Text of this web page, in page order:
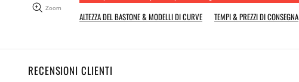
Zoom
ALTEZZA DEL BASTONE & MODELLI DI CURVE TEMPI & PREZZI DI CONSEGNA
RECENSIONI CLIENTI